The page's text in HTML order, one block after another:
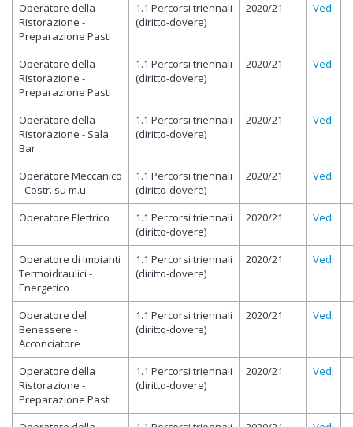
Operatore della
Ristorazione -
Preparazione Pasti
1.1 Percorsi triennali
(diritto-dovere)
2020/21 Vedi
Operatore della
Ristorazione -
Preparazione Pasti
1.1 Percorsi triennali
(diritto-dovere)
2020/21 Vedi
Operatore della
Ristorazione - Sala
Bar
1.1 Percorsi triennali
(diritto-dovere)
2020/21 Vedi
Operatore Meccanico
- Costr. su m.u.
1.1 Percorsi triennali
(diritto-dovere)
2020/21 Vedi
Operatore Elettrico
1.1 Percorsi triennali
(diritto-dovere)
2020/21 Vedi
Operatore di Impianti
Termoidraulici -
Energetico
1.1 Percorsi triennali
(diritto-dovere)
2020/21 Vedi
Operatore del
Benessere -
Acconciatore
1.1 Percorsi triennali
(diritto-dovere)
2020/21 Vedi
Operatore della
Ristorazione -
Preparazione Pasti
1.1 Percorsi triennali
(diritto-dovere)
2020/21 Vedi